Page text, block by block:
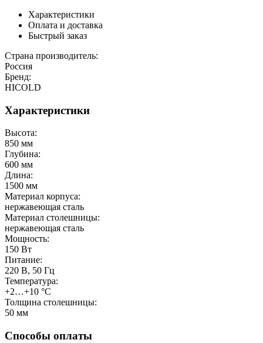
Характеристики
Оплата и доставка
Быстрый заказ
Страна производитель:
Россия
Бренд:
HICOLD
Характеристики
Высота:
850 мм
Глубина:
600 мм
Длина:
1500 мм
Материал корпуса:
нержавеющая сталь
Материал столешницы:
нержавеющая сталь
Мощность:
150 Вт
Питание:
220 В, 50 Гц
Температура:
+2…+10 °С
Толщина столешницы:
50 мм
Способы оплаты